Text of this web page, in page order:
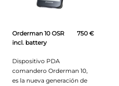
Orderman 10 OSR
incl. battery
750 €
Dispositivo PDA
comandero Orderman 10,
es la nueva generación de